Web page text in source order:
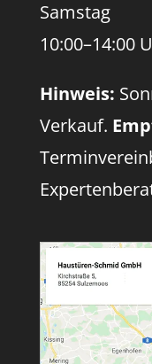
Samstag
10:00–14:00
Hinweis:
Verkauf.